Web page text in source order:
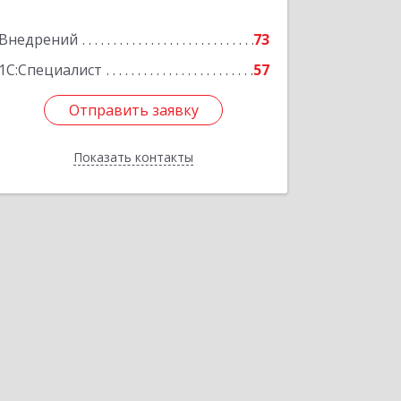
Внедрений
73
1С:Специалист
57
Отправить заявку
Показать контакты
Отправить заявку
Назад